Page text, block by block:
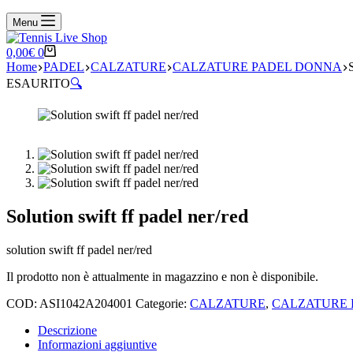
Menu
Carrello
0,00€ 0
Home PADEL CALZATURE CALZATURE PADEL DONNA
ESAURITO🔍
Solution swift ff padel ner/red
solution swift ff padel ner/red
Il prodotto non è attualmente in magazzino e non è disponibile.
COD: ASI1042A204001 Categorie: CALZATURE, CALZATURE
Descrizione
Informazioni aggiuntive